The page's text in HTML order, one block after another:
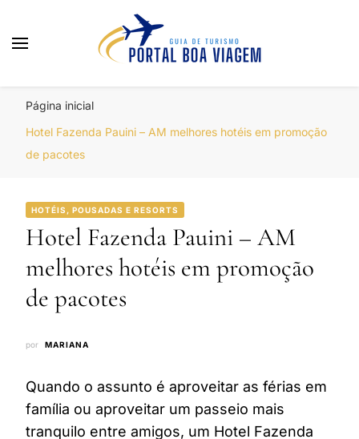
Página inicial
Hotel Fazenda Pauini – AM melhores hotéis em promoção
de pacotes
HOTÉIS, POUSADAS E RESORTS
Hotel Fazenda Pauini – AM
melhores hotéis em promoção
de pacotes
por MARIANA
Quando o assunto é aproveitar as férias em
família ou aproveitar um passeio mais
tranquilo entre amigos, um Hotel Fazenda